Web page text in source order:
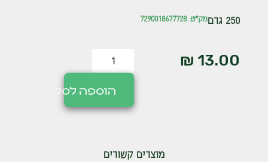
250 גרם מק"ט: 7290018677728
13.00
₪
הוספה לסל
מוצרים קשורים